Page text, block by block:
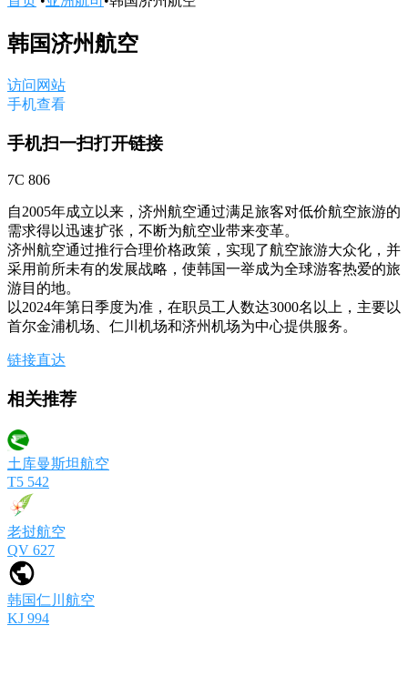
韩国济州航空
访问网站
手机查看
手机扫一扫打开链接
7C 806
自2005年成立以来，济州航空通过满足旅客对低价航空旅游的
需求得以迅速扩张，不断为航空业带来变革。
济州航空通过推行合理价格政策，实现了航空旅游大众化，并
采用前所未有的发展战略，使韩国一举成为全球游客热爱的旅
游目的地。
以2024年第日季度为准，在职员工人数达3000名以上，主要以
首尔金浦机场、仁川机场和济州机场为中心提供服务。
链接直达
相关推荐
土库曼斯坦航空
T5 542
老挝航空
QV 627
韩国仁川航空
KJ 994